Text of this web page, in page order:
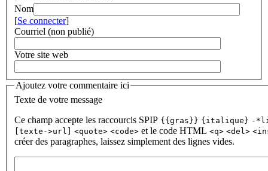
Nom
[Se connecter]
Courriel (non publié)
Votre site web
Ajoutez votre commentaire ici
Texte de votre message
Ce champ accepte les raccourcis SPIP {{gras}} {italique} -
[texte->url] <quote> <code> et le code HTML <q> <del>
créer des paragraphes, laissez simplement des lignes vides.